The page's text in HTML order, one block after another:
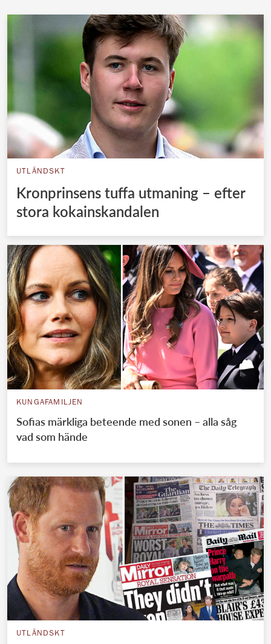
UTLÄNDSKT
Kronprinsens tuffa utmaning – efter
stora kokainskandalen
KUNGAFAMILJEN
Sofias märkliga beteende med sonen – alla såg
vad som hände
UTLÄNDSKT